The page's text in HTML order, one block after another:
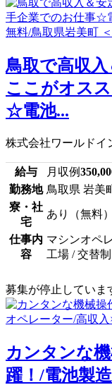
鳥取で高収
ここがオス
☆電池...
株式会社ワールドイ
給与 月収例
勤務地 鳥取県 岩美
寮・社
宅
あり（無料）
仕事内
容
マシンオペ
工場 / 交替制
募集が停止していま
カンタンな
躍！/電池製